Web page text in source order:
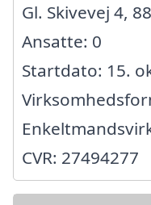
Gl. Skivevej 4,
Ansatte: 0
Startdato: 15.
CVR: 27494277